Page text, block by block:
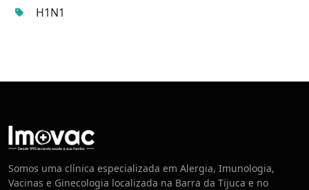
H1N1
Centro de Vacinação
Somos uma clínica especializada em Alergia, Imunologia,
Vacinas e Ginecologia localizada na Barra da Tijuca e no